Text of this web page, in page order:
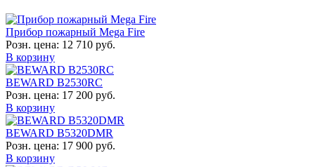
Прибор пожарный Mega Fire
Розн. цена: 12 710 руб.
В корзину
BEWARD B2530RC
Розн. цена: 17 200 руб.
В корзину
BEWARD B5320DMR
Розн. цена: 17 900 руб.
В корзину